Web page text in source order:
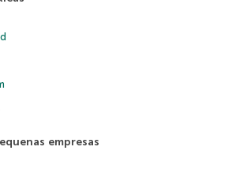
empresas